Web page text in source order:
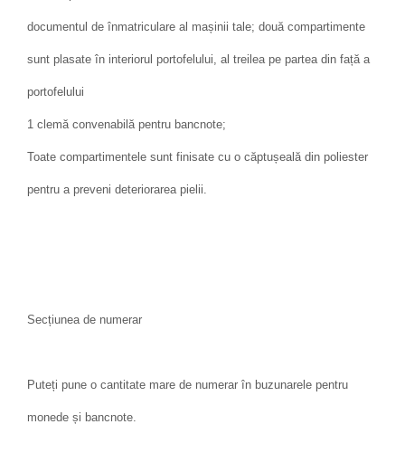
documentul de înmatriculare al mașinii tale; două compartimente
sunt plasate în interiorul portofelului, al treilea pe partea din față a
portofelului
1 clemă convenabilă pentru bancnote;
Toate compartimentele sunt finisate cu o căptușeală din poliester
pentru a preveni deteriorarea pielii.
Secțiunea de numerar
Puteți pune o cantitate mare de numerar în buzunarele pentru
monede și bancnote.